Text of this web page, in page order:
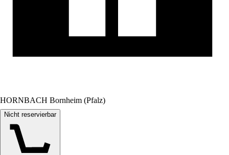
HORNBACH Bornheim (Pfalz)
Nicht reservierbar